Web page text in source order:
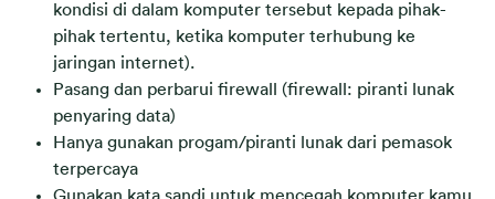
kondisi di dalam komputer tersebut kepada pihak-
pihak tertentu, ketika komputer terhubung ke
jaringan internet).
Pasang dan perbarui firewall (firewall: piranti lunak
penyaring data)
Hanya gunakan progam/piranti lunak dari pemasok
terpercaya